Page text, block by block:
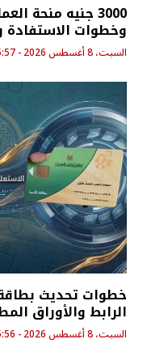
وخطوات الاستفادة
السبت، 8 أغسطس 2026 - 5:57 م
الرابط والأوراق
السبت، 8 أغسطس 2026 - 5:56 م